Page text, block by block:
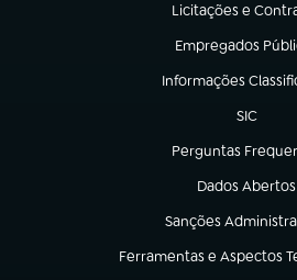
Licitações e
(abre em nova
Empregados
(abre em nova
Informações
(abre em nova aba)
SIC
(abre em
Perguntas
(abre em nova
Dados Abertos
(abre em nova
Sanções
(abre em nova aba)
Ferramentas e Aspectos
(abre em nova aba)